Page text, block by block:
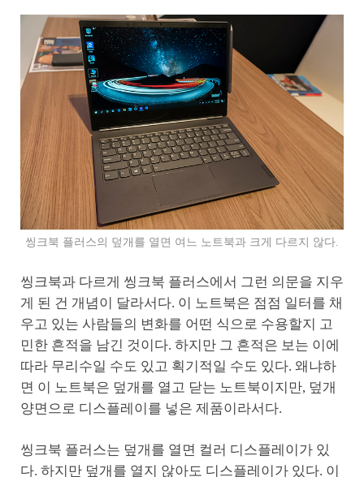
씽크북 플러스의 덮개를 열면 여느 노트북과 크게 다르지 않다.
씽크북과 다르게 씽크북 플러스에서 그런 의문을 지우
게 된 건 개념이 달라서다. 이 노트북은 점점 일터를 채
우고 있는 사람들의 변화를 어떤 식으로 수용할지 고
민한 흔적을 남긴 것이다. 하지만 그 흔적은 보는 이에
따라 무리수일 수도 있고 획기적일 수도 있다. 왜냐하
면 이 노트북은 덮개를 열고 닫는 노트북이지만, 덮개
양면으로 디스플레이를 넣은 제품이라서다.
씽크북 플러스는 덮개를 열면 컬러 디스플레이가 있
다. 하지만 덮개를 열지 않아도 디스플레이가 있다. 이